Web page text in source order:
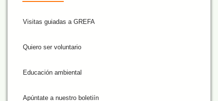
Visitas guiadas a GREFA
Quiero ser voluntario
Educación ambiental
Apúntate a nuestro boletiín